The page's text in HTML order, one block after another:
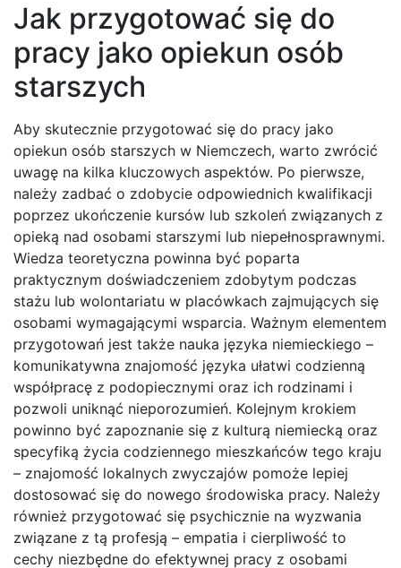
Jak przygotować się do
pracy jako opiekun osób
starszych
Aby skutecznie przygotować się do pracy jako
opiekun osób starszych w Niemczech, warto zwrócić
uwagę na kilka kluczowych aspektów. Po pierwsze,
należy zadbać o zdobycie odpowiednich kwalifikacji
poprzez ukończenie kursów lub szkoleń związanych z
opieką nad osobami starszymi lub niepełnosprawnymi.
Wiedza teoretyczna powinna być poparta
praktycznym doświadczeniem zdobytym podczas
stażu lub wolontariatu w placówkach zajmujących się
osobami wymagającymi wsparcia. Ważnym elementem
przygotowań jest także nauka języka niemieckiego –
komunikatywna znajomość języka ułatwi codzienną
współpracę z podopiecznymi oraz ich rodzinami i
pozwoli uniknąć nieporozumień. Kolejnym krokiem
powinno być zapoznanie się z kulturą niemiecką oraz
specyfiką życia codziennego mieszkańców tego kraju
– znajomość lokalnych zwyczajów pomoże lepiej
dostosować się do nowego środowiska pracy. Należy
również przygotować się psychicznie na wyzwania
związane z tą profesją – empatia i cierpliwość to
cechy niezbędne do efektywnej pracy z osobami